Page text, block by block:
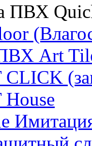
Art
CLICK
House